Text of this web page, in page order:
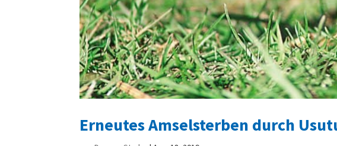
Erneutes Amselsterben durch